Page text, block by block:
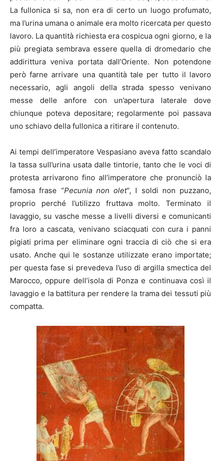
La fullonica si sa, non era di certo un luogo profumato,
ma l’urina umana o animale era molto ricercata per questo
lavoro. La quantità richiesta era cospicua ogni giorno, e la
più pregiata sembrava essere quella di dromedario che
addirittura veniva portata dall’Oriente. Non potendone
però farne arrivare una quantità tale per tutto il lavoro
necessario, agli angoli della strada spesso venivano
messe delle anfore con un’apertura laterale dove
chiunque poteva depositare; regolarmente poi passava
uno schiavo della fullonica a ritirare il contenuto.
Ai tempi dell’imperatore Vespasiano aveva fatto scandalo
la tassa sull’urina usata dalle tintorie, tanto che le voci di
protesta arrivarono fino all’imperatore che pronunciò la
famosa frase “Pecunia non olet”, I soldi non puzzano,
proprio perché l’utilizzo fruttava molto. Terminato il
lavaggio, su vasche messe a livelli diversi e comunicanti
fra loro a cascata, venivano sciacquati con cura i panni
pigiati prima per eliminare ogni traccia di ciò che si era
usato. Anche qui le sostanze utilizzate erano importate;
per questa fase si prevedeva l’uso di argilla smectica del
Marocco, oppure dell’isola di Ponza e continuava così il
lavaggio e la battitura per rendere la trama dei tessuti più
compatta.